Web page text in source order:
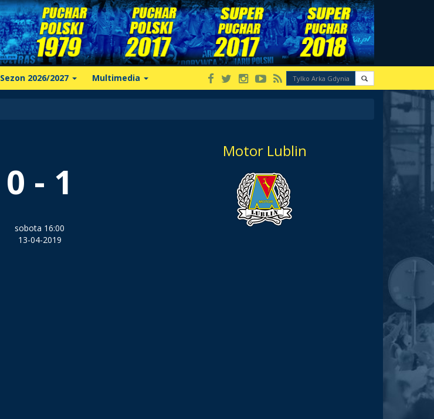
Sezon 2026/2027 Multimedia
0 - 1
sobota 16:00
13-04-2019
Motor Lublin